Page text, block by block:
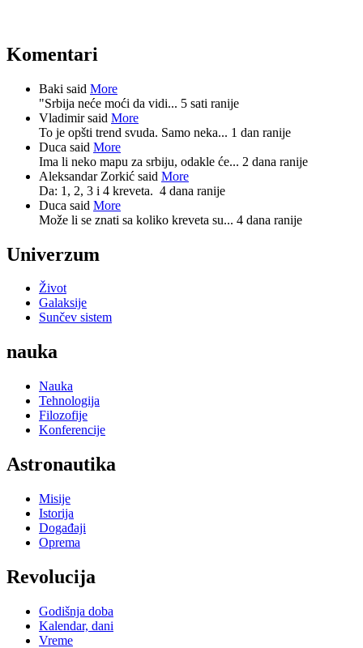
Komentari
Baki said More
"Srbija neće moći da vidi... 5 sati ranije
Vladimir said More
To je opšti trend svuda. Samo neka... 1 dan ranije
Duca said More
Ima li neko mapu za srbiju, odakle će... 2 dana ranije
Aleksandar Zorkić said More
Da: 1, 2, 3 i 4 kreveta. 4 dana ranije
Duca said More
Može li se znati sa koliko kreveta su... 4 dana ranije
Univerzum
Život
Galaksije
Sunčev sistem
nauka
Nauka
Tehnologija
Filozofije
Konferencije
Astronautika
Misije
Istorija
Događaji
Oprema
Revolucija
Godišnja doba
Kalendar, dani
Vreme